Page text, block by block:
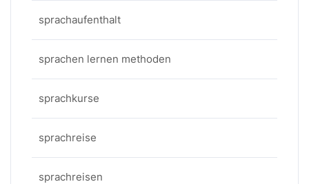
sprachaufenthalt
sprachen lernen methoden
sprachkurse
sprachreise
sprachreisen